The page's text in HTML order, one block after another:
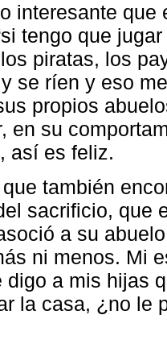
interesante
tengo que
piratas, los
se ríen y eso
propios
en su
así es feliz.
también
sacrificio, que
a su
ni menos. Mi
digo a mis hijas
la casa, ¿no le